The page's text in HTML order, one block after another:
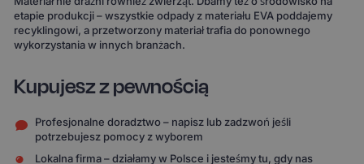
etapie produkcji – wszystkie odpady z materiału EVA poddajemy
recyklingowi, a przetworzony materiał trafia do ponownego
wykorzystania w innych branżach.
Kupujesz z pewnością
Profesjonalne doradztwo – napisz lub zadzwoń jeśli
potrzebujesz pomocy z wyborem
Lokalna firma – działamy w Polsce i jesteśmy tu, gdy nas